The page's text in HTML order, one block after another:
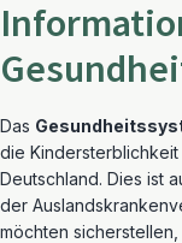
Das
die
Deutschland. Dies ist
der
möchten